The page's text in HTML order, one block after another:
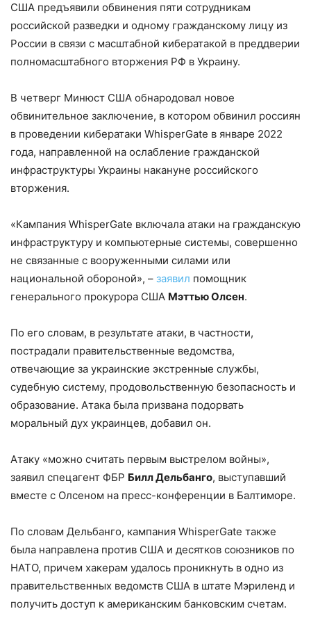
США предъявили обвинения пяти сотрудникам
российской разведки и одному гражданскому лицу из
России в связи с масштабной кибератакой в преддверии
полномасштабного вторжения РФ в Украину.
В четверг Минюст США обнародовал новое
обвинительное заключение, в котором обвинил россиян
в проведении кибератаки WhisperGate в январе 2022
года, направленной на ослабление гражданской
инфраструктуры Украины накануне российского
вторжения.
«Кампания WhisperGate включала атаки на гражданскую
инфраструктуру и компьютерные системы, совершенно
не связанные с вооруженными силами или
национальной обороной», – заявил помощник
генерального прокурора США Мэттью Олсен.
По его словам, в результате атаки, в частности,
пострадали правительственные ведомства,
отвечающие за украинские экстренные службы,
судебную систему, продовольственную безопасность и
образование. Атака была призвана подорвать
моральный дух украинцев, добавил он.
Атаку «можно считать первым выстрелом войны»,
заявил спецагент ФБР Билл Дельбанго, выступавший
вместе с Олсеном на пресс-конференции в Балтиморе.
По словам Дельбанго, кампания WhisperGate также
была направлена против США и десятков союзников по
НАТО, причем хакерам удалось проникнуть в одно из
правительственных ведомств США в штате Мэриленд и
получить доступ к американским банковским счетам.